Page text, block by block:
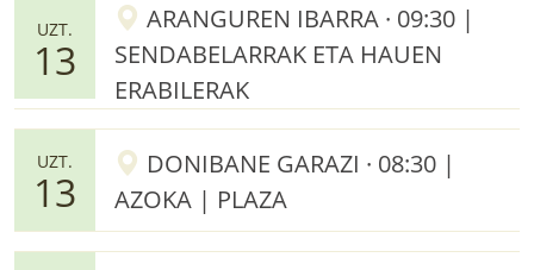
UZT.
13
ARANGUREN IBARRA · 09:30 |
SENDABELARRAK ETA HAUEN
ERABILERAK
UZT.
13
DONIBANE GARAZI · 08:30 |
AZOKA | PLAZA